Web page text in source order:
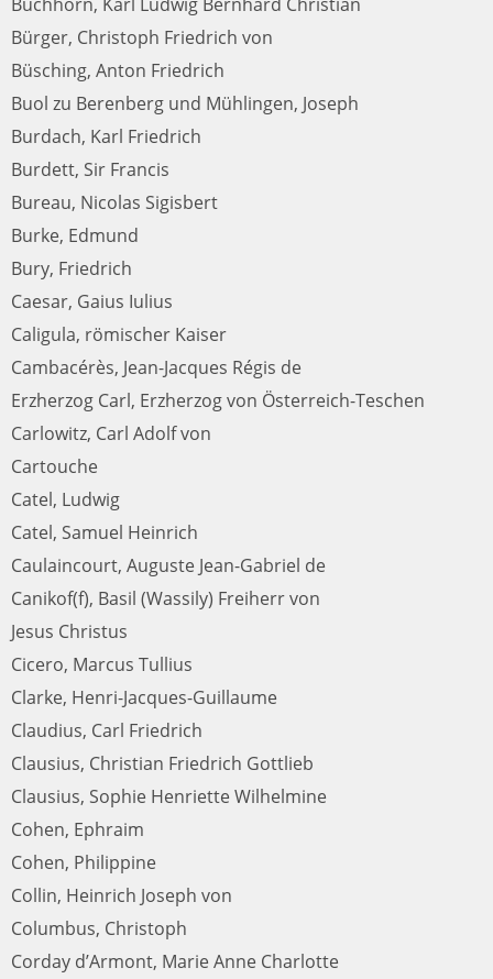
Bürger, Christoph Friedrich von
Büsching, Anton Friedrich
Buol zu Berenberg und Mühlingen, Joseph
Burdach, Karl Friedrich
Burdett, Sir Francis
Bureau, Nicolas Sigisbert
Burke, Edmund
Bury, Friedrich
Caesar, Gaius Iulius
Caligula, römischer Kaiser
Cambacérès, Jean-Jacques Régis de
Erzherzog Carl, Erzherzog von Österreich-Teschen
Carlowitz, Carl Adolf von
Cartouche
Catel, Ludwig
Catel, Samuel Heinrich
Caulaincourt, Auguste Jean-Gabriel de
Canikof(f), Basil (Wassily) Freiherr von
Jesus Christus
Cicero, Marcus Tullius
Clarke, Henri-Jacques-Guillaume
Claudius, Carl Friedrich
Clausius, Christian Friedrich Gottlieb
Clausius, Sophie Henriette Wilhelmine
Cohen, Ephraim
Cohen, Philippine
Collin, Heinrich Joseph von
Columbus, Christoph
Corday d’Armont, Marie Anne Charlotte